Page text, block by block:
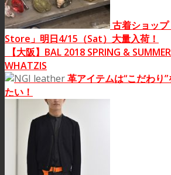
古着ショッ
Store」明日4/15（Sat）大量入荷！
【大阪】BAL 2018 SPRING &
WHATZIS
革アイテムは“こだわり
たい！